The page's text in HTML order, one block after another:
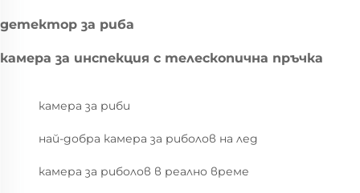
детектор за риба
камера за инспекция с телескопична пръчка
камера за риби
най-добра камера за риболов на лед
камера за риболов в реално време